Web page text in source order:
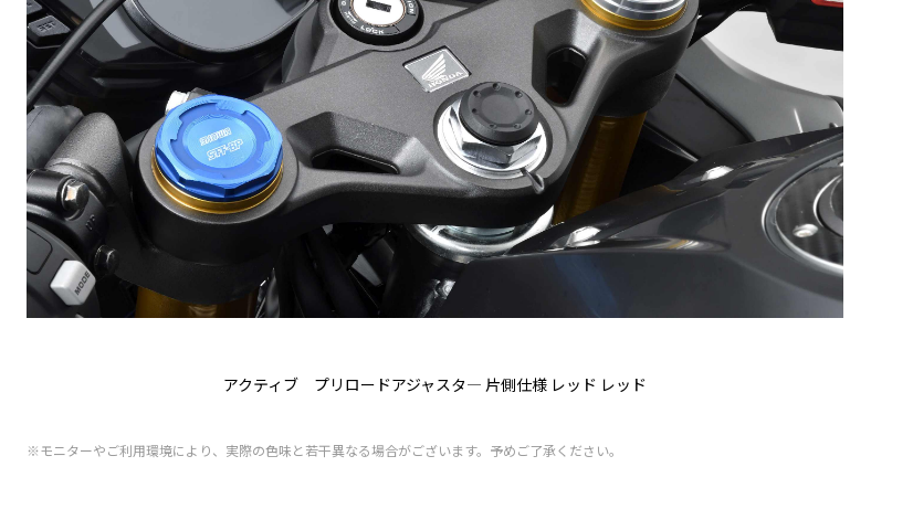
アクティブ プリロードアジャスタ― 片側仕様 レッド レッド
※モニターやご利用環境により、実際の色味と若干異なる場合がございます。予めご了承ください。